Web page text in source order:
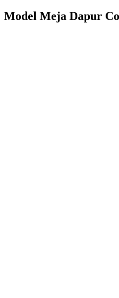
Model Meja Dapur